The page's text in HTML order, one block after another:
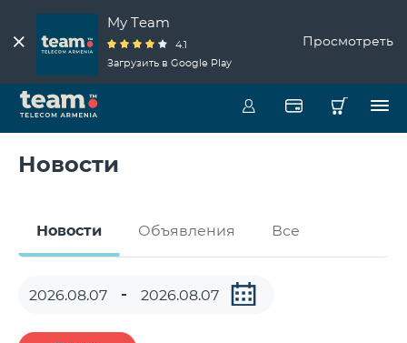
My Team
4.1
Загрузить в Google Play
Просмотреть
Новости
Новости Объявления Все